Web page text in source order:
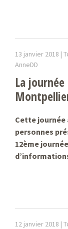
13 janvier 2018 |
AnneDD
La
Cette journée
personnes
12ème
12 janvier 2018 |